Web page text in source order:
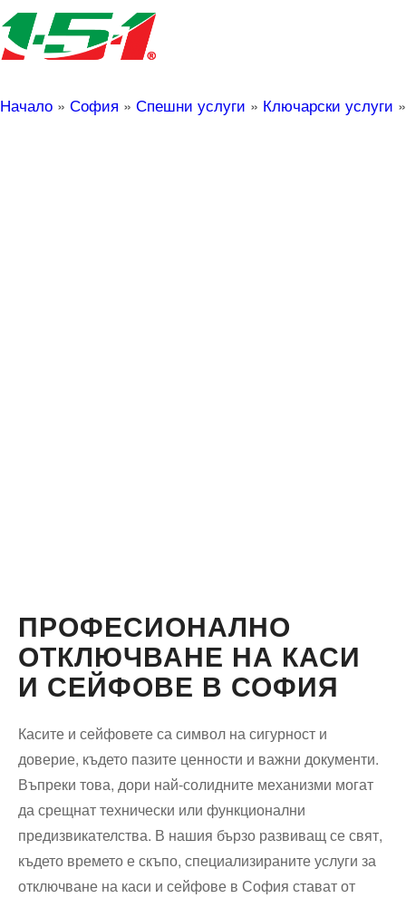
Начало » София » Спешни услуги » Ключарски услуги
ПРОФЕСИОНАЛНО
ОТКЛЮЧВАНЕ НА КАСИ
И СЕЙФОВЕ В СОФИЯ
Касите и сейфовете са символ на сигурност и
доверие, където пазите ценности и важни документи.
Въпреки това, дори най-солидните механизми могат
да срещнат технически или функционални
предизвикателства. В нашия бързо развиващ се свят,
където времето е скъпо, специализираните услуги за
отключване на каси и сейфове в София стават от